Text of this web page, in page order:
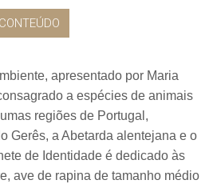
apresentado por Maria
a espécies de animais
regiões de Portugal,
Gerês, a Abetarda alentejana e o
de Identidade é dedicado às
ave de rapina de tamanho médio